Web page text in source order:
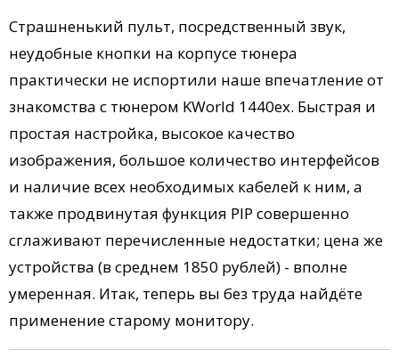
Страшненький пульт, посредственный звук,
неудобные кнопки на корпусе тюнера
практически не испортили наше впечатление от
знакомства с тюнером KWorld 1440ex. Быстрая и
простая настройка, высокое качество
изображения, большое количество интерфейсов
и наличие всех необходимых кабелей к ним, а
также продвинутая функция PIP совершенно
сглаживают перечисленные недостатки; цена же
устройства (в среднем 1850 рублей) - вполне
умеренная. Итак, теперь вы без труда найдёте
применение старому монитору.